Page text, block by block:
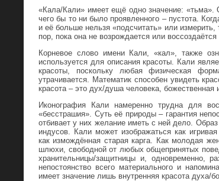
«Кала/Кали» имеет ещё одно значение: «тьма».
чего бы то ни было проявленного – пустота.
и её больше нельзя «подсчитать» или измерить,
пор, пока она не возрождается или
Корневое слово имени Кали, «кал», также
используется для описания красоты. Кали
красоты, поскольку любая физическая
утрачивается. Математик способен увидеть
красота – это дух/душа человека, божественная
Иконография Кали намеренно трудна для
«бесстрашия». Суть её природы – гарантия
отбивает у них желание иметь с ней дело.
индусов. Кали может изображаться как
как измождённая старая карга. Как молодая
шлюхи, свободной от любых общепринятых
хранительницы/защитницы и, одновременно,
непостоянство всего материального и
имеет значение лишь внутренняя красота духа/